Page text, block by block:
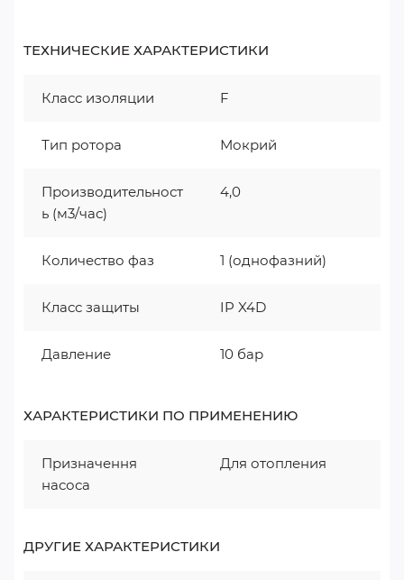
ТЕХНИЧЕСКИЕ ХАРАКТЕРИСТИКИ
Класс изоляции F
Тип ротора Мокрий
Производительност
ь (м3/час)
4,0
Количество фаз 1 (однофазний)
Класс защиты IP X4D
Давление 10 бар
ХАРАКТЕРИСТИКИ ПО ПРИМЕНЕНИЮ
Призначення
насоса
Для отопления
ДРУГИЕ ХАРАКТЕРИСТИКИ